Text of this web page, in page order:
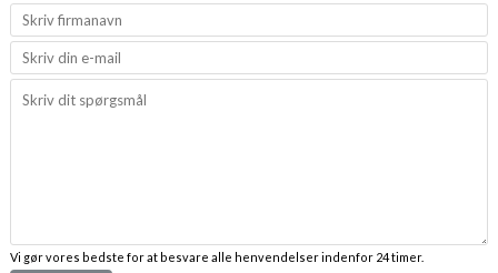
Vi gør vores bedste for at besvare alle henvendelser indenfor 24 timer.